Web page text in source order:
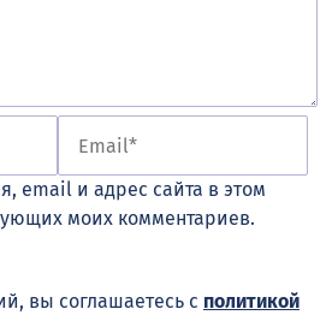
email и адрес сайта в этом
моих комментариев.
вы соглашаетесь с политикой